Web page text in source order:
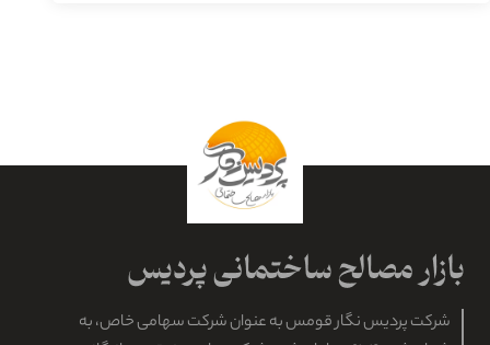
شرکت پردیس نگار قومس به عنوان شرکت سهامی خاص، به